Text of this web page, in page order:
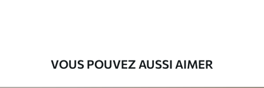
VOUS POUVEZ AUSSI AIMER